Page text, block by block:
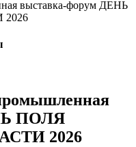
ПОЛЯ
2026